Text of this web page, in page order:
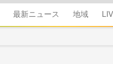
最新ニュース 地域